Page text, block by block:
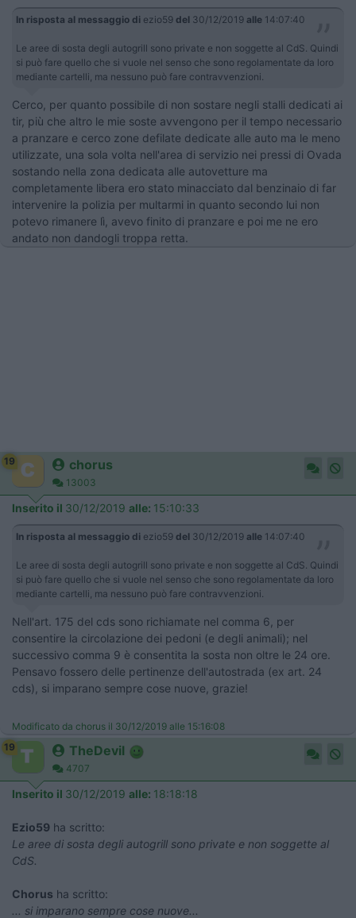
In risposta al messaggio di ezio59 del 30/12/2019 alle 14:07:40
Le aree di sosta degli autogrill sono private e non soggette al CdS. Quindi
si può fare quello che si vuole nel senso che sono regolamentate da loro
mediante cartelli, ma nessuno può fare contravvenzioni.
Cerco, per quanto possibile di non sostare negli stalli dedicati ai
tir, più che altro le mie soste avvengono per il tempo necessario
a pranzare e cerco zone defilate dedicate alle auto ma le meno
utilizzate, una sola volta nell'area di servizio nei pressi di Ovada
sostando nella zona dedicata alle autovetture ma
completamente libera ero stato minacciato dal benzinaio di far
intervenire la polizia per multarmi in quanto secondo lui non
potevo rimanere lì, avevo finito di pranzare e poi me ne ero
andato non dandogli troppa retta.
19 chorus
13003
Inserito il 30/12/2019 alle: 15:10:33
In risposta al messaggio di ezio59 del 30/12/2019 alle 14:07:40
Le aree di sosta degli autogrill sono private e non soggette al CdS. Quindi
si può fare quello che si vuole nel senso che sono regolamentate da loro
mediante cartelli, ma nessuno può fare contravvenzioni.
Nell'art. 175 del cds sono richiamate nel comma 6, per
consentire la circolazione dei pedoni (e degli animali); nel
successivo comma 9 è consentita la sosta non oltre le 24 ore.
Pensavo fossero delle pertinenze dell'autostrada (ex art. 24
cds), si imparano sempre cose nuove, grazie!
Modificato da chorus il 30/12/2019 alle 15:16:08
19
TheDevil
4707
Inserito il 30/12/2019 alle: 18:18:18
Ezio59 ha scritto:
Le aree di sosta degli autogrill sono private e non soggette al
CdS.
Chorus ha scritto:
... si imparano sempre cose nuove...